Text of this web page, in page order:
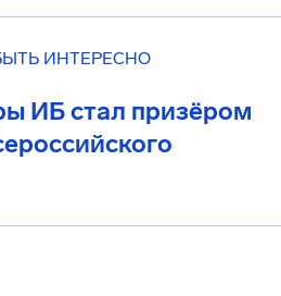
ИНТЕРЕСНО
ИБ стал призёром